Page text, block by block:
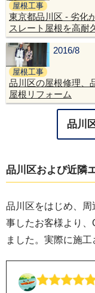
屋根工事
東京都品川区 - 劣化
スレート屋根を高耐
パーガルテクトで屋
2016/8
屋根工事
品川区の屋根修理、
屋根リフォーム
品川
品川区および近隣
品川区をはじめ、
事したお客様より
ました。実際に施工